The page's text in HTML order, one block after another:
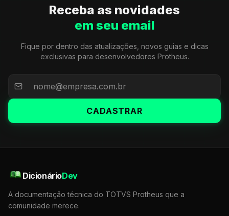
Receba as novidades
em seu email
Fique por dentro das atualizações, novos guias e dicas
exclusivas para desenvolvedores Protheus.
CADASTRAR
DicionárioDev
A documentação técnica do TOTVS Protheus que a
comunidade merece.